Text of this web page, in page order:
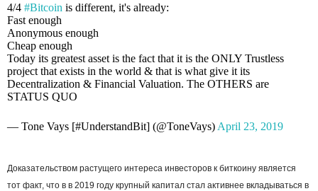
4/4 #Bitcoin is different, it's already:
Fast enough
Anonymous enough
Cheap enough
Today its greatest asset is the fact that it is the ONLY Trustless
project that exists in the world & that is what give it its
Decentralization & Financial Valuation. The OTHERS are
STATUS QUO
— Tone Vays [#UnderstandBit] (@ToneVays) April 23, 2019
Доказательством растущего интереса инвесторов к биткоину является
тот факт, что в в 2019 году крупный капитал стал активнее вкладываться в